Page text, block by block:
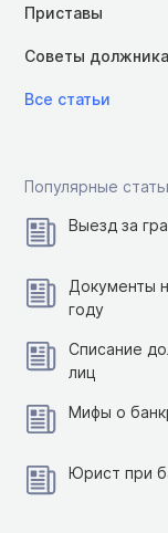
Приставы
Советы
Все статьи
Популярные
Выезд за
Документы
году
Списание
лиц
Мифы о
Юрист при